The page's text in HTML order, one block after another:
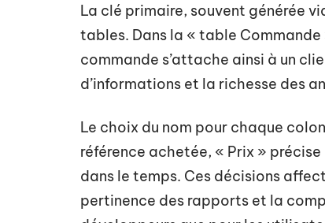
La clé primaire, souvent générée
tables. Dans la « table Commande
commande s’attache ainsi à un
d’informations et la richesse des
Le choix du nom pour chaque
référence achetée, « Prix »
dans le temps. Ces décisions
pertinence des rapports et la